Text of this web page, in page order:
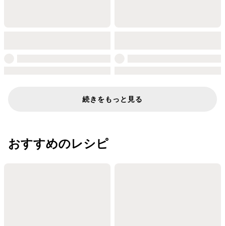
続きをもっと見る
おすすめのレシピ